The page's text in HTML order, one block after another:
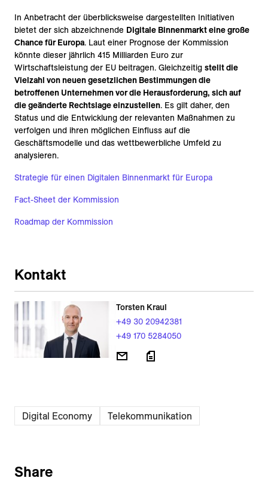
In Anbetracht der überblicksweise dargestellten Initiativen
bietet der sich abzeichnende Digitale Binnenmarkt eine große
Chance für Europa. Laut einer Prognose der Kommission
könnte dieser jährlich 415 Milliarden Euro zur
Wirtschaftsleistung der EU beitragen. Gleichzeitig stellt die
Vielzahl von neuen gesetzlichen Bestimmungen die
betroffenen Unternehmen vor die Herausforderung, sich auf
die geänderte Rechtslage einzustellen. Es gilt daher, den
Status und die Entwicklung der relevanten Maßnahmen zu
verfolgen und ihren möglichen Einfluss auf die
Geschäftsmodelle und das wettbewerbliche Umfeld zu
analysieren.
Strategie für einen Digitalen Binnenmarkt für Europa
Fact-Sheet der Kommission
Roadmap der Kommission
Kontakt
Torsten Kraul
+49 30 20942381
+49 170 5284050
Digital Economy Telekommunikation
Share